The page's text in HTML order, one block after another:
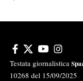
Testata giornalistica
10268 del 15/09/2025